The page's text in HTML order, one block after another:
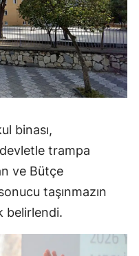
binası,
trampa
ve Bütçe
taşınmazın
belirlendi.